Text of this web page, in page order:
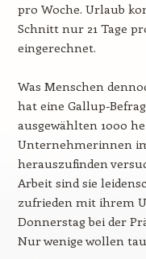
pro Woche. Urlaub
Schnitt nur 21 Tage
eingerechnet.
Was Menschen
hat eine Gallup-
ausgewählten 1000
Unternehmerinnen
herauszufinden
Arbeit sind sie
zufrieden mit ihrem
Donnerstag bei der
Nur wenige wollen